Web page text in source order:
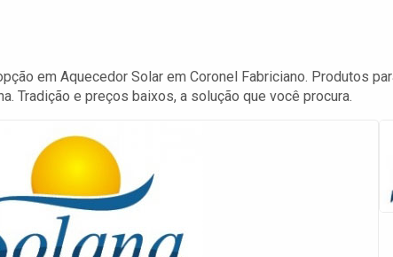
em Aquecedor Solar em Coronel Fabriciano. Produtos
Tradição e preços baixos, a solução que você procura.